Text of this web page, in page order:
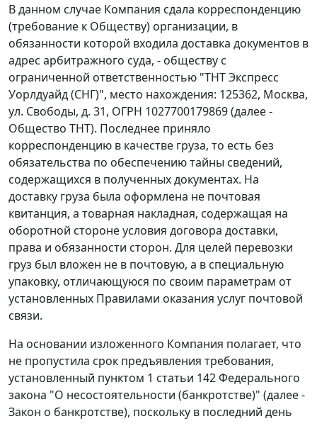
В данном случае Компания сдала корреспонденцию
(требование к Обществу) организации, в
обязанности которой входила доставка документов в
адрес арбитражного суда, - обществу с
ограниченной ответственностью "ТНТ Экспресс
Уорлдуайд (СНГ)", место нахождения: 125362, Москва,
ул. Свободы, д. 31, ОГРН 1027700179869 (далее -
Общество ТНТ). Последнее приняло
корреспонденцию в качестве груза, то есть без
обязательства по обеспечению тайны сведений,
содержащихся в полученных документах. На
доставку груза была оформлена не почтовая
квитанция, а товарная накладная, содержащая на
оборотной стороне условия договора доставки,
права и обязанности сторон. Для целей перевозки
груз был вложен не в почтовую, а в специальную
упаковку, отличающуюся по своим параметрам от
установленных Правилами оказания услуг почтовой
связи.
На основании изложенного Компания полагает, что
не пропустила срок предъявления требования,
установленный пунктом 1 статьи 142Федерального
закона "О несостоятельности (банкротстве)" (далее -
Закон о банкротстве), поскольку в последний день